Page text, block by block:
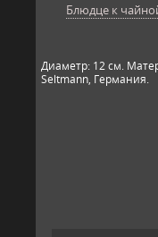
Блюдце к
Диаметр: 12 см.
Seltmann, Гер​​мания.